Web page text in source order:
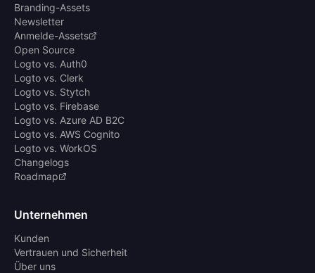
Branding-Assets
Newsletter
Anmelde-Assets
Open Source
Logto vs. Auth0
Logto vs. Clerk
Logto vs. Stytch
Logto vs. Firebase
Logto vs. Azure AD B2C
Logto vs. AWS Cognito
Logto vs. WorkOS
Changelogs
Roadmap
Unternehmen
Kunden
Vertrauen und Sicherheit
Über uns